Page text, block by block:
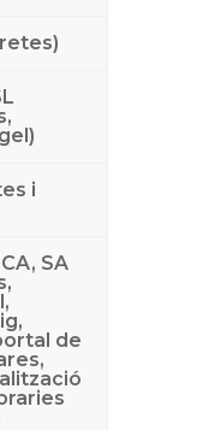
i
SA
de